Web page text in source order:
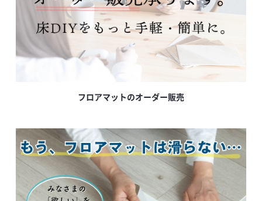
フロアマットのオーダー販売